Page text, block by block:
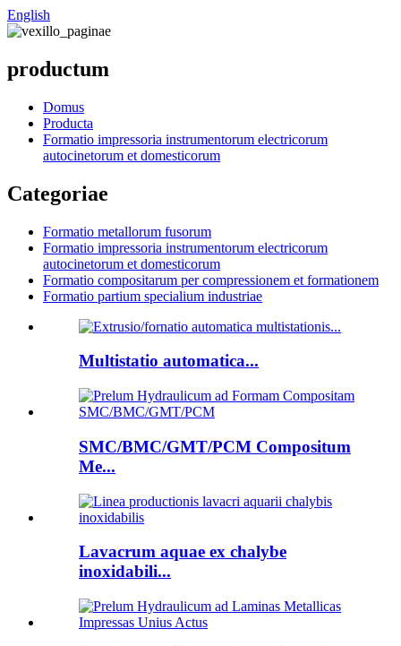
English
productum
Domus
Producta
Formatio impressoria instrumentorum electricorum
autocinetorum et domesticorum
Categoriae
Formatio metallorum fusorum
Formatio impressoria instrumentorum electricorum
autocinetorum et domesticorum
Formatio compositarum per compressionem et formationem
Formatio partium specialium industriae
Multistatio automatica...
SMC/BMC/GMT/PCM Compositum
Me...
Lavacrum aquae ex chalybe
inoxidabili...